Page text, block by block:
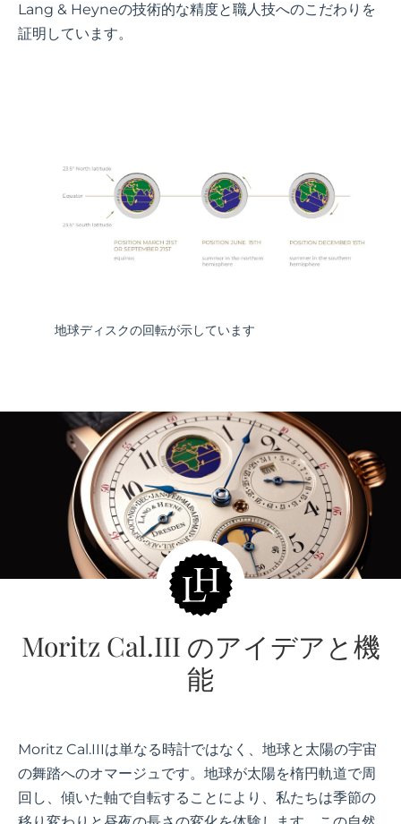
Lang & Heyneの技術的な精度と職人技へのこだわりを
証明しています。
地球ディスクの回転が示しています
Moritz Cal.III のアイデアと機
能
Moritz Cal.IIIは単なる時計ではなく、地球と太陽の宇宙
の舞踏へのオマージュです。地球が太陽を楕円軌道で周
回し、傾いた軸で自転することにより、私たちは季節の